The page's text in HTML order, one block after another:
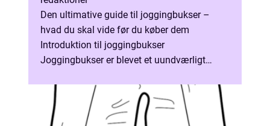
Den ultimative guide til joggingbukser –
hvad du skal vide før du køber dem
Introduktion til joggingbukser
Joggingbukser er blevet et uundværligt
Uans...